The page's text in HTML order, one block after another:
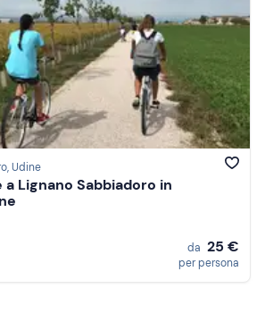
Udine
Lignano Sabbiadoro in
da 25 €
per persona